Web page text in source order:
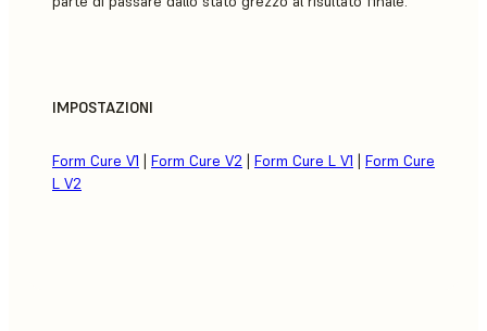
IMPOSTAZIONI
Form Cure V1 | Form Cure V2 | Form Cure L V1 | Form Cure
L V2